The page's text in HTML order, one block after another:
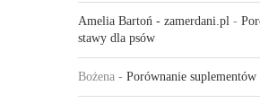
Amelia Bartoń - zamerdani.pl -
stawy dla psów
Bożena - Porównanie